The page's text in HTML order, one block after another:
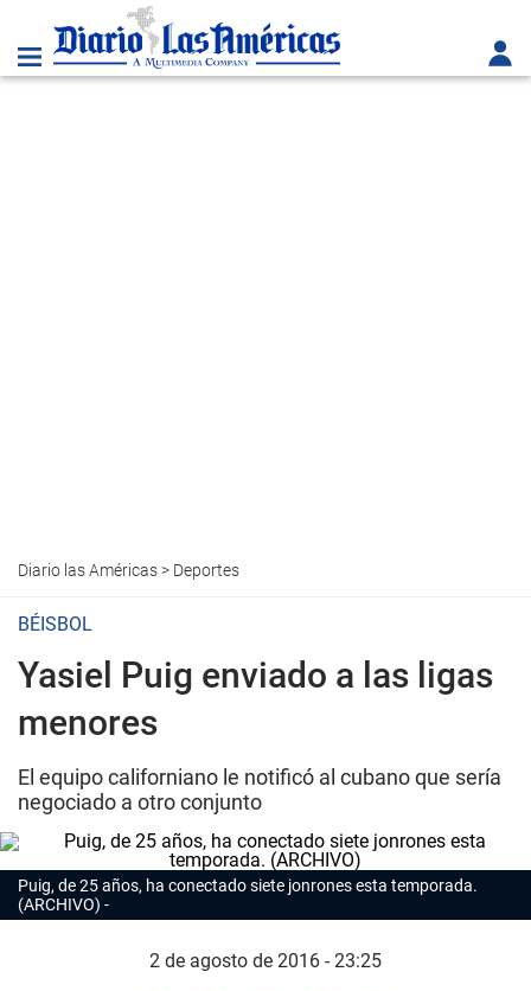
Diario las Américas> Deportes
BÉISBOL
Yasiel Puig enviado a las ligas
menores
El equipo californiano le notificó al cubano que sería
negociado a otro conjunto
Puig, de 25 años, ha conectado siete jonrones esta temporada.
(ARCHIVO)
2 de agosto de 2016 - 23:25